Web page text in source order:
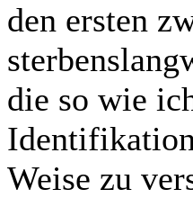
den ersten
die so wie
Weise zu